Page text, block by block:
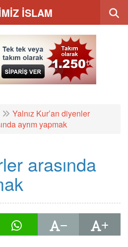
İSLAM
Yalnız Kur’an diyenler
ayrım yapmak
arasında